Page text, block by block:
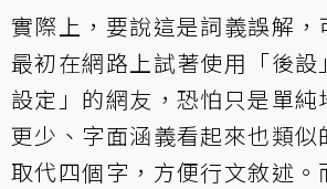
實際上，要說這是詞義誤解，
最初在網路上試著使用「後設
設定」的網友，恐怕只是單
更少、字面涵義看起來也類似
取代四個字，方便行文敘述。